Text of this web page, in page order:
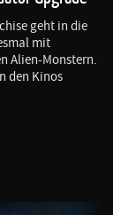
geht in die
mit
Alien-Monstern.
den Kinos